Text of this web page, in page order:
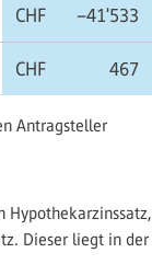
CHF –41'533
CHF 467
Antragsteller
Dieser liegt in der